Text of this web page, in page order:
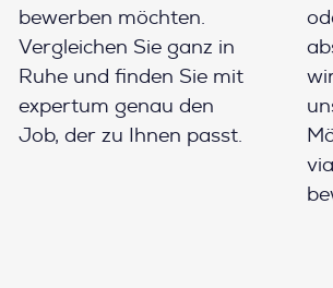
bewerben möchten.
Vergleichen Sie ganz in
Ruhe und finden Sie mit
expertum genau den
Job, der zu Ihnen passt.